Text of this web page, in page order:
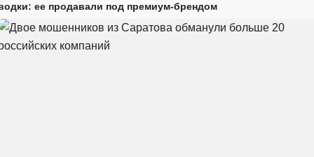
ее продавали под премиум-брендом